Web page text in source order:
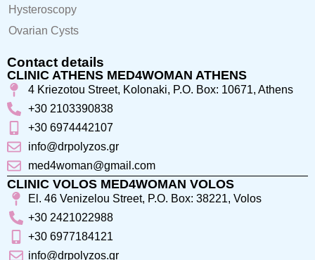
Hysteroscopy
Ovarian Cysts
Contact details
CLINIC ATHENS MED4WOMAN ATHENS
4 Kriezotou Street, Kolonaki, P.O. Box: 10671, Athens
+30 2103390838
+30 6974442107
info@drpolyzos.gr
med4woman@gmail.com
CLINIC VOLOS MED4WOMAN VOLOS
El. 46 Venizelou Street, P.O. Box: 38221, Volos
+30 2421022988
+30 6977184121
info@drpolyzos.gr